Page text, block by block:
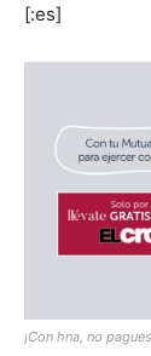
[:es]
¡Con hna, no